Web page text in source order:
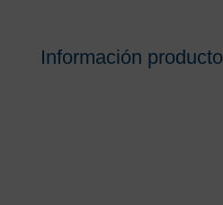
Información producto